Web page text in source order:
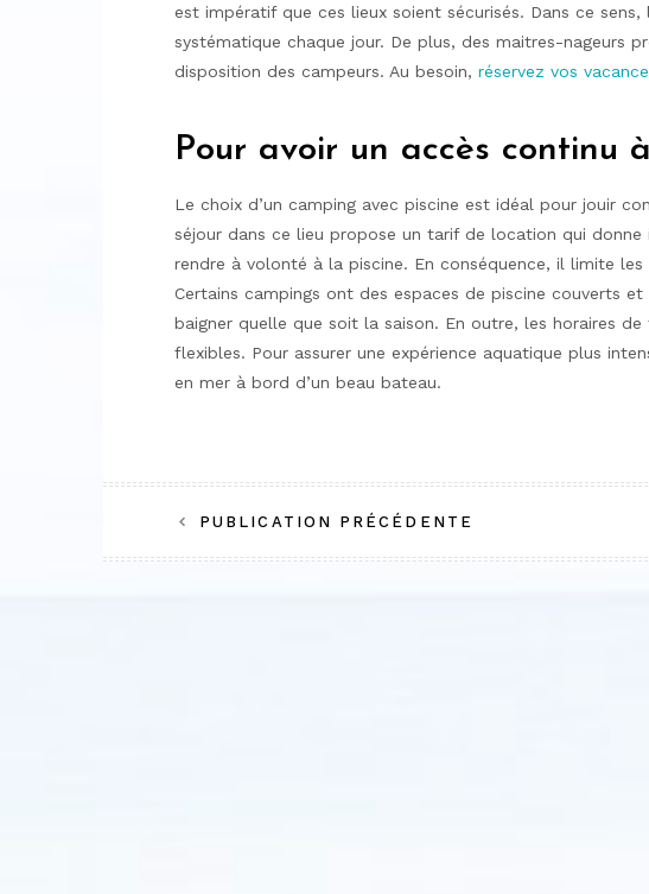
est impératif que ces lieux soient sécurisés. Dans ce
systématique chaque jour. De plus, des maitres-nageurs
disposition des campeurs. Au besoin, réservez vos
Pour avoir un accès continu
Le choix d’un camping avec piscine est idéal pour jouir
séjour dans ce lieu propose un tarif de location qui
rendre à volonté à la piscine. En conséquence, il limite
Certains campings ont des espaces de piscine couverts
baigner quelle que soit la saison. En outre, les horaires
flexibles. Pour assurer une expérience aquatique plus
en mer à bord d’un beau bateau.
Navigation
de
PUBLICATION PRÉCÉDENTE